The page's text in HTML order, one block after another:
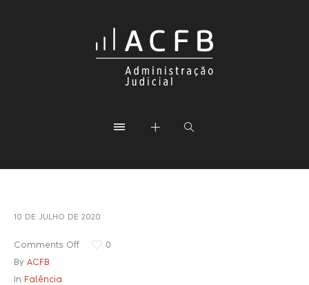
10 DE JULHO DE 2020
Comments Off 0
By ACFB
In Falência